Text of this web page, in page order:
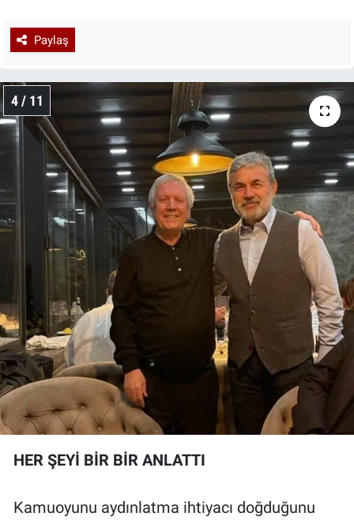
Paylaş
4 / 11
HER ŞEYİ BİR BİR ANLATTI
Kamuoyunu aydınlatma ihtiyacı doğduğunu